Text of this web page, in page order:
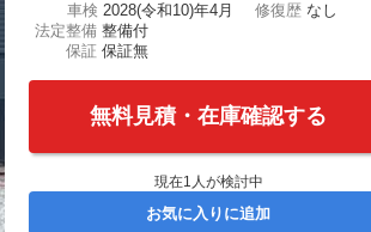
車検 2028(令和10)年4月 修復歴 なし
法定整備 整備付
保証 保証無
無料見積・在庫確認する
現在1 人が検討中
お気に入りに追加